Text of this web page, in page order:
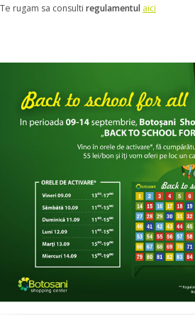
Te rugam sa consulti regulamentul aici